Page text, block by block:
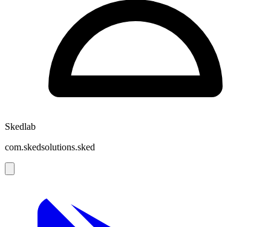
Skedlab
com.skedsolutions.sked